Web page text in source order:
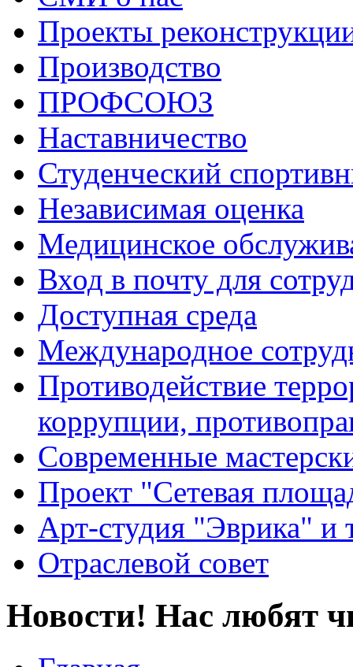
Проекты
Производство
ПРОФСОЮЗ
Наставничество
Студенческий
Независимая оценка
Медицинское
Вход в почту для
Доступная среда
Международное
Противодействие
коррупции,
Современные
Проект "Сетевая
Арт-студия "Эврика" и
Отраслевой совет
Новости! Нас любят